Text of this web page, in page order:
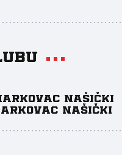
Našički
Našički